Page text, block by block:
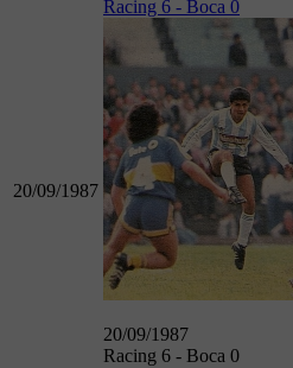
20/09/1987
Racing 6 - Boca 0
20/09/1987
Racing 6 - Boca 0